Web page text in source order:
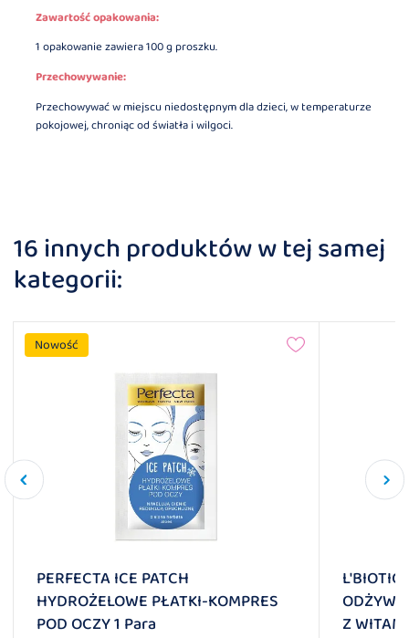
Zawartość opakowania:
1 opakowanie zawiera 100 g proszku.
Przechowywanie:
Przechowywać w miejscu niedostępnym dla dzieci, w temperaturze
pokojowej, chroniąc od światła i wilgoci.
16 innych produktów w tej samej
kategorii:
Nowość
PERFECTA ICE PATCH
HYDROŻELOWE PŁATKI-KOMPRES
POD OCZY 1 Para
Z